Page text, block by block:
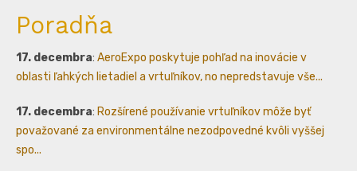
Poradňa
17. decembra: AeroExpo poskytuje pohľad na inovácie v
oblasti ľahkých lietadiel a vrtuľníkov, no nepredstavuje vše...
17. decembra: Rozšírené používanie vrtuľníkov môže byť
považované za environmentálne nezodpovedné kvôli vyššej
spo...